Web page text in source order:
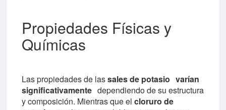
Propiedades Físicas y
Químicas
Las propiedades de lassales de potasio varían
significativamente dependiendo de su estructura
y composición. Mientras que elcloruro de